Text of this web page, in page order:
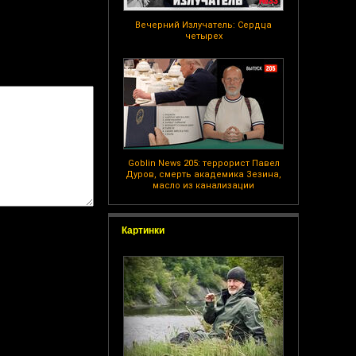
Вечерний Излучатель: Сердца
четырех
Goblin News 205: террорист Павел
Дуров, смерть академика Зезина,
масло из канализации
Картинки